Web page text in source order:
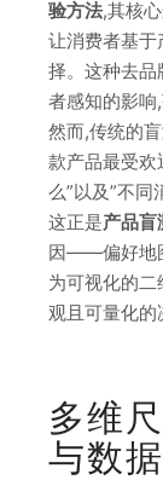
验方法,其核
让消费者基
择。这种去
者感知的影响
然而,传统的
款产品最受欢
么”以及”不同
这正是产品盲
因——偏好地
为可视化的
观且可量化的
多维
与数